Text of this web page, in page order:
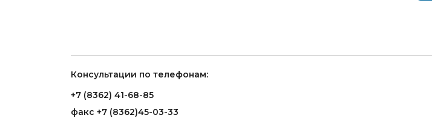
Консультации по телефонам:
+7 (8362) 41-68-85
факс +7 (8362)45-03-33